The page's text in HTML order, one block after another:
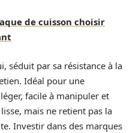
de cuisson choisir
séduit par sa résistance à la
Idéal pour une
facile à manipuler et
mais ne retient pas la
Investir dans des marques